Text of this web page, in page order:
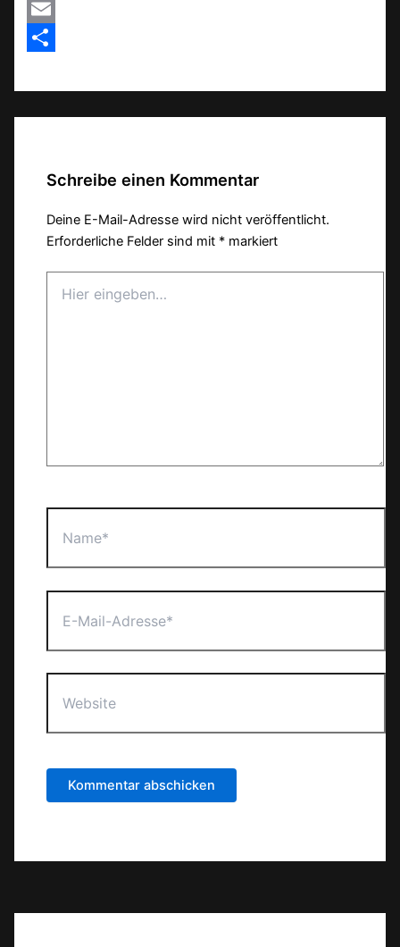
MeWe
Email
Schreibe einen Kommentar
Deine E-Mail-Adresse wird nicht veröffentlicht.
Erforderliche Felder sind mit * markiert
eingeben…
Mail-